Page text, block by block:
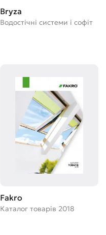
Bryza
Водостічні системи і софіт
Fakro
Каталог товарів 2018